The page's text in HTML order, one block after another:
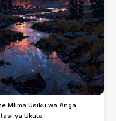
Mlima Usiku wa Anga
ya Ukuta